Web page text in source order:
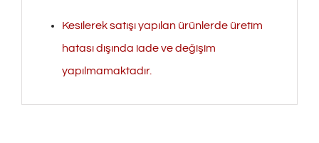
Kesilerek satışı yapılan ürünlerde üretim
hatası dışında iade ve değişim
yapılmamaktadır.